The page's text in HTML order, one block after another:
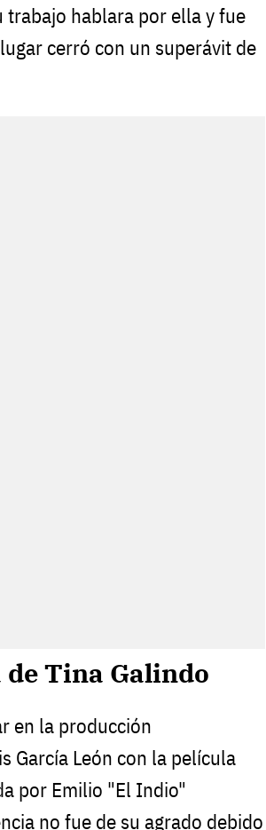
trabajo hablara por ella y fue
cerró con un superávit de
Tina Galindo
en la producción
García León con la película
por Emilio "El Indio"
no fue de su agrado debido